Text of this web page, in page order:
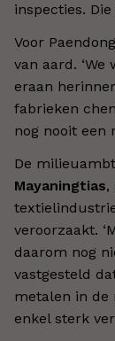
inspecties.
Voor
van aard.
eraan
fabrieken
nog nooit een
De
Mayaningtias,
veroorzaakt.
daarom nog
vastgesteld
metalen in de
enkel sterk